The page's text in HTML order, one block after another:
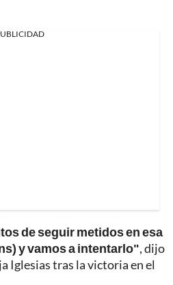
de seguir metidos en esa
y vamos a intentarlo", dijo
Iglesias tras la victoria en el